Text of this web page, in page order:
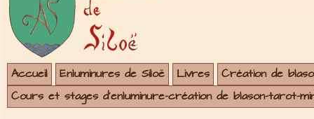
Accueil Enluminures de Siloë Livres
Création de
Cours et stages d'enluminure-création de blason-tarot-